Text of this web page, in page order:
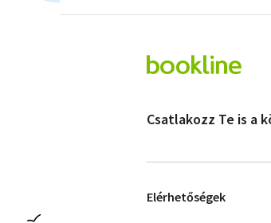
Csatlakozz Te is a
Elérhetőségek